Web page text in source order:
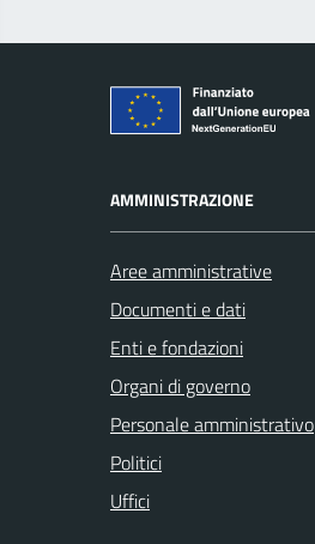
AMMINISTRAZIONE
Aree amministrative
Documenti e dati
Enti e fondazioni
Organi di governo
Personale amministrativo
Politici
Uffici